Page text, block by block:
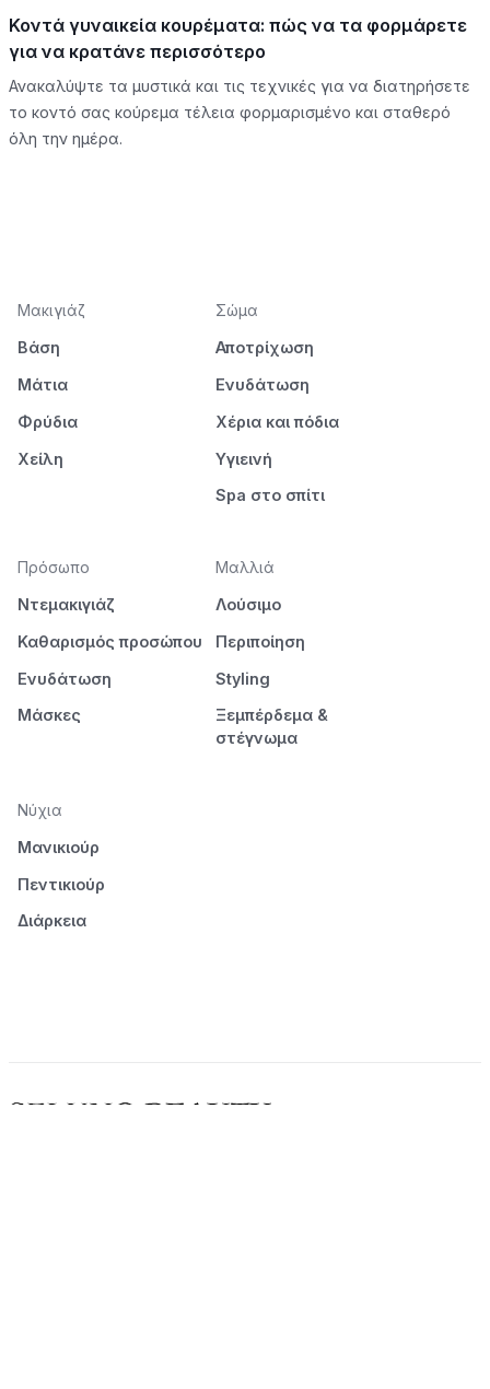
Κοντά γυναικεία κουρέματα: πώς να τα φορμάρετε
για να κρατάνε περισσότερο
Ανακαλύψτε τα μυστικά και τις τεχνικές για να διατηρήσετε
το κοντό σας κούρεμα τέλεια φορμαρισμένο και σταθερό
όλη την ημέρα.
Μακιγιάζ
Βάση
Μάτια
Φρύδια
Χείλη
Σώμα
Αποτρίχωση
Ενυδάτωση
Χέρια και πόδια
Υγιεινή
Spa στο σπίτι
Πρόσωπο
Ντεμακιγιάζ
Καθαρισμός προσώπου
Ενυδάτωση
Μάσκες
Μαλλιά
Λούσιμο
Περιποίηση
Styling
Ξεμπέρδεμα &
στέγνωμα
Νύχια
Μανικιούρ
Πεντικιούρ
Διάρκεια